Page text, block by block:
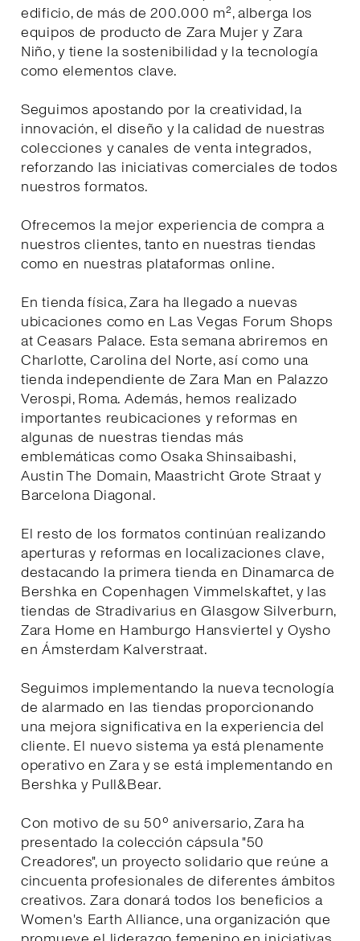
edificio, de más de 200.000 m², alberga los
equipos de producto de Zara Mujer y Zara
Niño, y tiene la sostenibilidad y la tecnología
como elementos clave.
Seguimos apostando por la creatividad, la
innovación, el diseño y la calidad de nuestras
colecciones y canales de venta integrados,
reforzando las iniciativas comerciales de todos
nuestros formatos.
Ofrecemos la mejor experiencia de compra a
nuestros clientes, tanto en nuestras tiendas
como en nuestras plataformas online.
En tienda física, Zara ha llegado a nuevas
ubicaciones como en Las Vegas Forum Shops
at Ceasars Palace. Esta semana abriremos en
Charlotte, Carolina del Norte, así como una
tienda independiente de Zara Man en Palazzo
Verospi, Roma. Además, hemos realizado
importantes reubicaciones y reformas en
algunas de nuestras tiendas más
emblemáticas como Osaka Shinsaibashi,
Austin The Domain, Maastricht Grote Straat y
Barcelona Diagonal.
El resto de los formatos continúan realizando
aperturas y reformas en localizaciones clave,
destacando la primera tienda en Dinamarca de
Bershka en Copenhagen Vimmelskaftet, y las
tiendas de Stradivarius en Glasgow Silverburn,
Zara Home en Hamburgo Hansviertel y Oysho
en Ámsterdam Kalverstraat.
Seguimos implementando la nueva tecnología
de alarmado en las tiendas proporcionando
una mejora significativa en la experiencia del
cliente. El nuevo sistema ya está plenamente
operativo en Zara y se está implementando en
Bershka y Pull&Bear.
Con motivo de su 50º aniversario, Zara ha
presentado la colección cápsula "50
Creadores", un proyecto solidario que reúne a
cincuenta profesionales de diferentes ámbitos
creativos. Zara donará todos los beneficios a
Women's Earth Alliance, una organización que